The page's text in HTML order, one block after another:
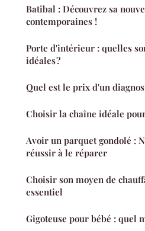
Batibal : Découvrez sa
contemporaines !
Porte d'intérieur : quelles
idéales ?
Quel est le prix d'un
Choisir la chaîne idéale
Avoir un parquet gondolé :
réussir à le réparer
Choisir son moyen de
essentiel
Gigoteuse pour bébé : quel